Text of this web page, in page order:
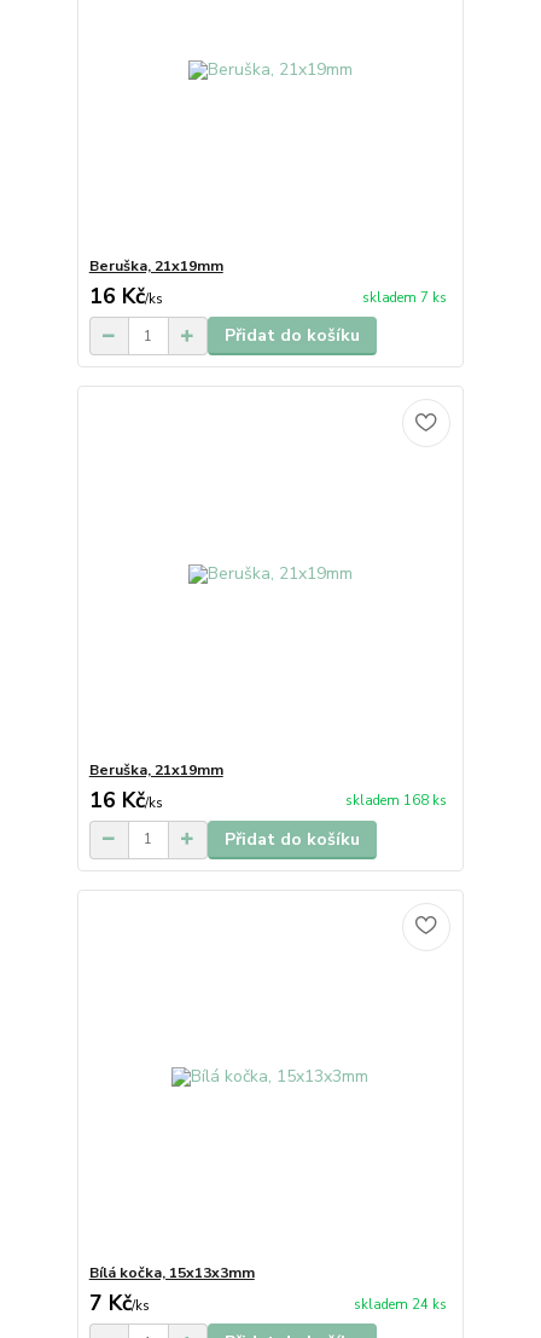
Beruška, 21x19mm
16 Kč/ks skladem 7 ks
Přidat do košíku
Beruška, 21x19mm
16 Kč/ks skladem 168 ks
Přidat do košíku
Bílá kočka, 15x13x3mm
7 Kč/ks skladem 24 ks